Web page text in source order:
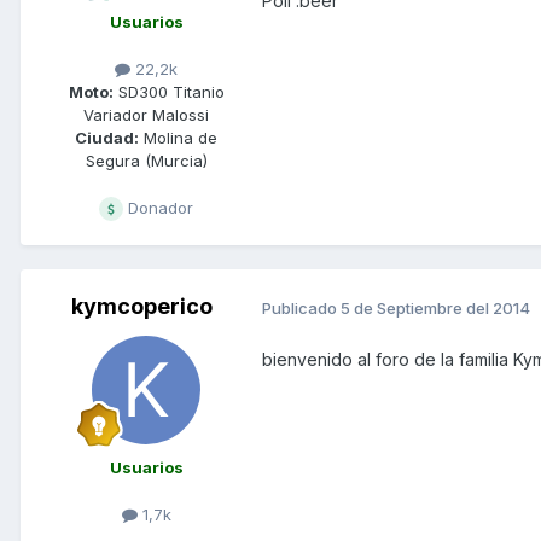
Usuarios
22,2k
Moto: SD300 Titanio
Variador Malossi
Ciudad: Molina de
Segura (Murcia)
Donador
kymcoperico
Usuarios
1,7k
Publicado 5 de Septiembre del 2014
bienvenido al foro de la familia